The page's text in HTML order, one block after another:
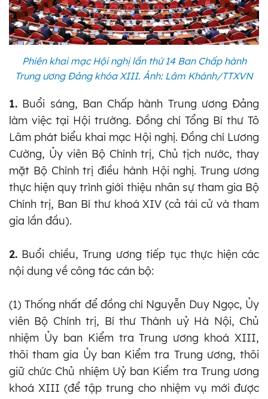
Phiên khai mạc Hội nghị lần thứ 14 Ban Chấp hành
Trung ương Đảng khóa XIII. Ảnh: Lâm Khánh/TTXVN
1. Buổi sáng, Ban Chấp hành Trung ương Đảng
làm việc tại Hội trường. Đồng chí Tổng Bí thư Tô
Lâm phát biểu khai mạc Hội nghị. Đồng chí Lương
Cường, Ủy viên Bộ Chính trị, Chủ tịch nước, thay
mặt Bộ Chính trị điều hành Hội nghị. Trung ương
thực hiện quy trình giới thiệu nhân sự tham gia Bộ
Chính trị, Ban Bí thư khoá XIV (cả tái cử và tham
gia lần đầu).
2. Buổi chiều, Trung ương tiếp tục thực hiện các
nội dung về công tác cán bộ:
(1) Thống nhất để đồng chí Nguyễn Duy Ngọc, Ủy
viên Bộ Chính trị, Bí thư Thành uỷ Hà Nội, Chủ
nhiệm Ủy ban Kiểm tra Trung ương khoá XIII,
thôi tham gia Ủy ban Kiểm tra Trung ương, thôi
giữ chức Chủ nhiệm Uỷ ban Kiểm tra Trung ương
khoá XIII (để tập trung cho nhiệm vụ mới được